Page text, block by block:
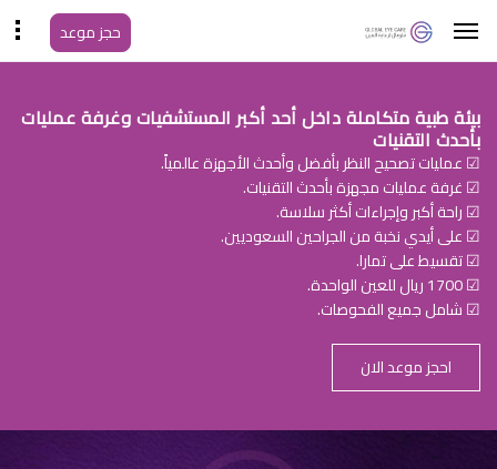
حجز موعد
بيئة طبية متكاملة داخل أحد أكبر المستشفيات وغرفة عمليات
بأحدث التقنيات
☑ عمليات تصحيح النظر بأفضل وأحدث الأجهزة عالمياً.
☑ غرفة عمليات مجهزة بأحدث التقنيات.
☑ راحة أكبر وإجراءات أكثر سلاسة.
☑ على أيدي نخبة من الجراحين السعوديين.
☑ تقسيط على تمارا.
☑ 1700 ريال للعين الواحدة.
☑ شامل جميع الفحوصات.
احجز موعد الان